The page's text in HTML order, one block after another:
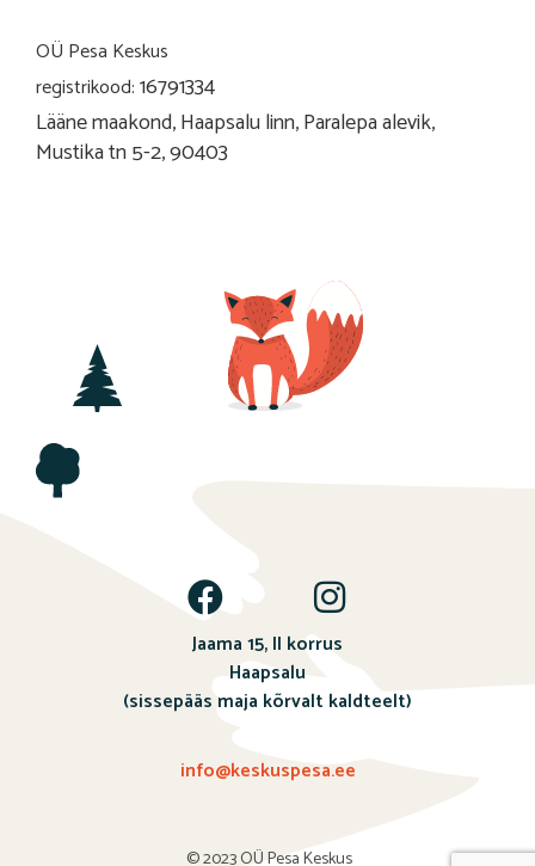
OÜ Pesa Keskus
registrikood:16791334
Lääne maakond, Haapsalu linn, Paralepa alevik,
Mustika tn 5-2, 90403
Jaama 15, II korrus
Haapsalu
(sissepääs maja kõrvalt kaldteelt)
info@keskuspesa.ee
© 2023 OÜ Pesa Keskus